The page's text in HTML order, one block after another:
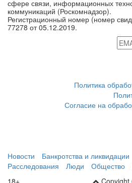
сфере связи, информационных
коммуникаций (Роскомнадзор).
Регистрационный номер (номер
77278 от 05.12.2019.
Политика
Согласие на
Новости Банкротства и ликвидации
Расследования
Люди Общество
18+